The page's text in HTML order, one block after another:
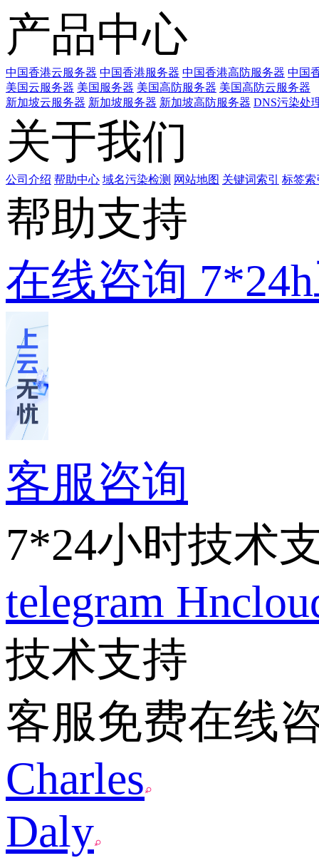
产品中心
中国香港云服务器 中国香港服务器 中国香港高防服务器 中国
美国云服务器 美国服务器 美国高防服务器 美国高防云服务器
新加坡云服务器 新加坡服务器 新加坡高防服务器 DNS污染处
关于我们
公司介绍 帮助中心 域名污染检测 网站地图 关键词索引 标签索
帮助支持
在线咨询
客服咨询
7*24小时技术
telegram
技术支持
客服免费在线
Charles
Daly